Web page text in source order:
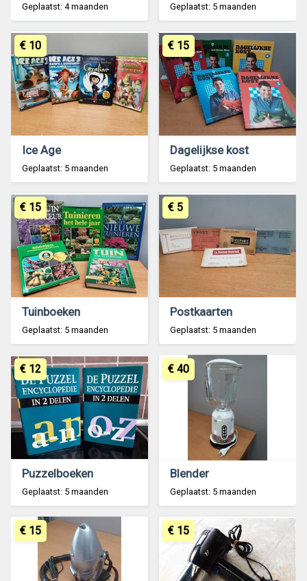
Geplaatst: 4 maanden Geplaatst: 5 maanden
Ice Age
Geplaatst: 5 maanden
€ 10
Dagelijkse kost
Geplaatst: 5 maanden
€ 15
Tuinboeken
Geplaatst: 5 maanden
€ 15
Postkaarten
Geplaatst: 5 maanden
€ 5
Puzzelboeken
Geplaatst: 5 maanden
€ 12
Blender
Geplaatst: 5 maanden
€ 40
€ 15 € 15